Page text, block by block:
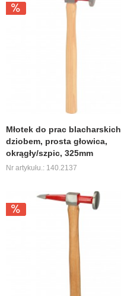
Młotek do prac
dziobem, prosta głowica,
okrągły/szpic, 325mm
Nr artykułu.: 140.2137